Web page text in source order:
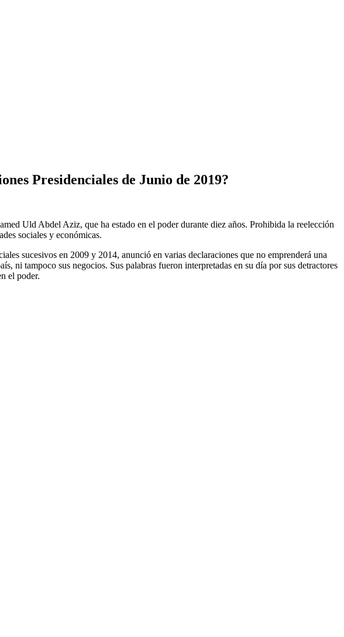
Presidenciales de Junio de 2019?
Uld Abdel Aziz, que ha estado en el poder durante diez años. Prohibida la reelección
sociales y económicas.
sucesivos en 2009 y 2014, anunció en varias declaraciones que no emprenderá una
ni tampoco sus negocios. Sus palabras fueron interpretadas en su día por sus detractores
el poder.